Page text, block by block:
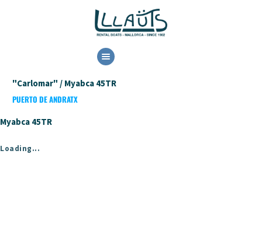
ALQUILER
DISPONIBILIDAD
"Carlomar" / Myabca 45TR
PUERTO DE ANDRATX
Myabca 45TR
Loading...